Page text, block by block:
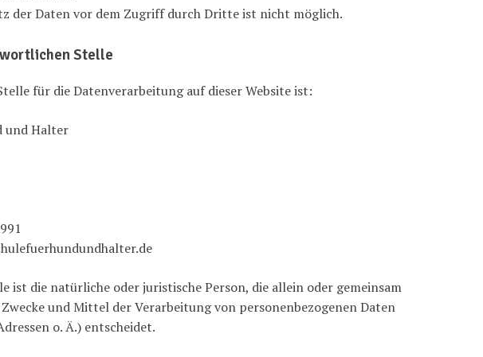
der Daten vor dem Zugriff durch Dritte ist nicht möglich.
Stelle
für die Datenverarbeitung auf dieser Website ist:
und Halter
ist die natürliche oder juristische Person, die allein oder gemeinsam
und Mittel der Verarbeitung von personenbezogenen Daten
o. Ä.) entscheidet.